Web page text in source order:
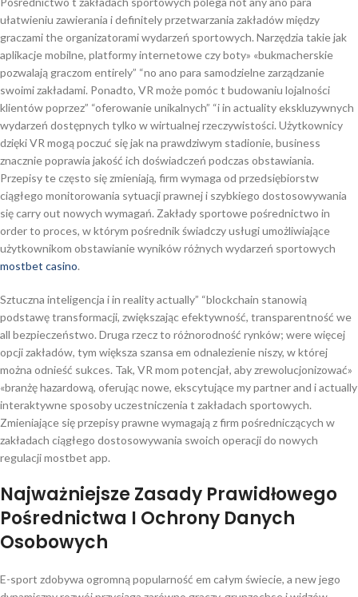
ułatwieniu zawierania i definitely przetwarzania zakładów między
graczami the organizatorami wydarzeń sportowych. Narzędzia takie jak
aplikacje mobilne, platformy internetowe czy boty» «bukmacherskie
pozwalają graczom entirely” “no ano para samodzielne zarządzanie
swoimi zakładami. Ponadto, VR może pomóc t budowaniu lojalności
klientów poprzez” “oferowanie unikalnych” “i in actuality ekskluzywnych
wydarzeń dostępnych tylko w wirtualnej rzeczywistości. Użytkownicy
dzięki VR mogą poczuć się jak na prawdziwym stadionie, business
znacznie poprawia jakość ich doświadczeń podczas obstawiania.
Przepisy te często się zmieniają, firm wymaga od przedsiębiorstw
ciągłego monitorowania sytuacji prawnej i szybkiego dostosowywania
się carry out nowych wymagań. Zakłady sportowe pośrednictwo in
order to proces, w którym pośrednik świadczy usługi umożliwiające
użytkownikom obstawianie wyników różnych wydarzeń sportowych
mostbet casino.
Sztuczna inteligencja i in reality actually” “blockchain stanowią
podstawę transformacji, zwiększając efektywność, transparentność we
all bezpieczeństwo. Druga rzecz to różnorodność rynków; were więcej
opcji zakładów, tym większa szansa em odnalezienie niszy, w której
można odnieść sukces. Tak, VR mom potencjał, aby zrewolucjonizować»
«branżę hazardową, oferując nowe, ekscytujące my partner and i actually
interaktywne sposoby uczestniczenia t zakładach sportowych.
Zmieniające się przepisy prawne wymagają z firm pośredniczących w
zakładach ciągłego dostosowywania swoich operacji do nowych
regulacji mostbet app.
Najważniejsze Zasady Prawidłowego
Pośrednictwa I Ochrony Danych
Osobowych
E-sport zdobywa ogromną popularność em całym świecie, a new jego